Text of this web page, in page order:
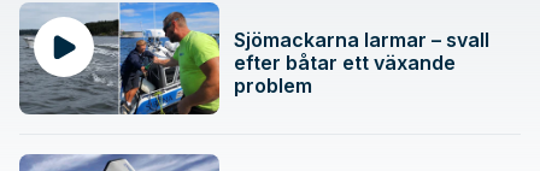
Sjömackarna larmar – svall
efter båtar ett växande
problem